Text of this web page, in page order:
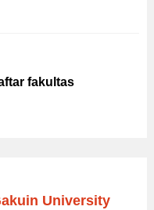
fakultas
University